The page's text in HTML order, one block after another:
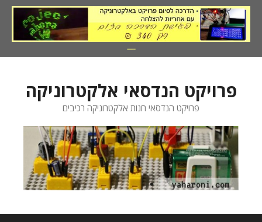
לדלג
לתוכן
פרויקט הנדסאי אלקטרוניקה
פרויקט הנדסאי חנות אלקטרוניקה רכיבים